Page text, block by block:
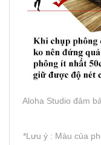
Aloha Studio đảm
*Lưu ý : Màu của